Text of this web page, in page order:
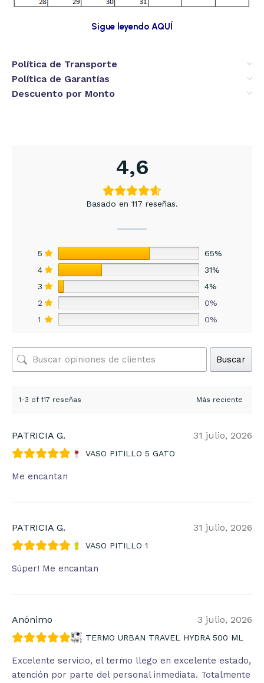
Sigue leyendo AQUÍ
Política de Transporte
Política de Garantías
Descuento por Monto
4,6
Basado en 117 reseñas.
5
65%
4
31%
3
4%
2
0%
1
0%
Buscar
1-3 of 117 reseñas
PATRICIA G. 31 julio, 2026
VASO PITILLO 5 GATO
Me encantan
PATRICIA G. 31 julio, 2026
VASO PITILLO 1
Súper! Me encantan
Anónimo 3 julio, 2026
TERMO URBAN TRAVEL HYDRA 500 ML
Excelente servicio, el termo llego en excelente estado,
atención por parte del personal inmediata. Totalmente